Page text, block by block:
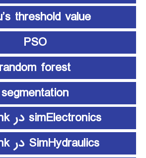
threshold value
PSO
random forest
segmentation
simElectronics در Simulink
SimHydraulics در simulink